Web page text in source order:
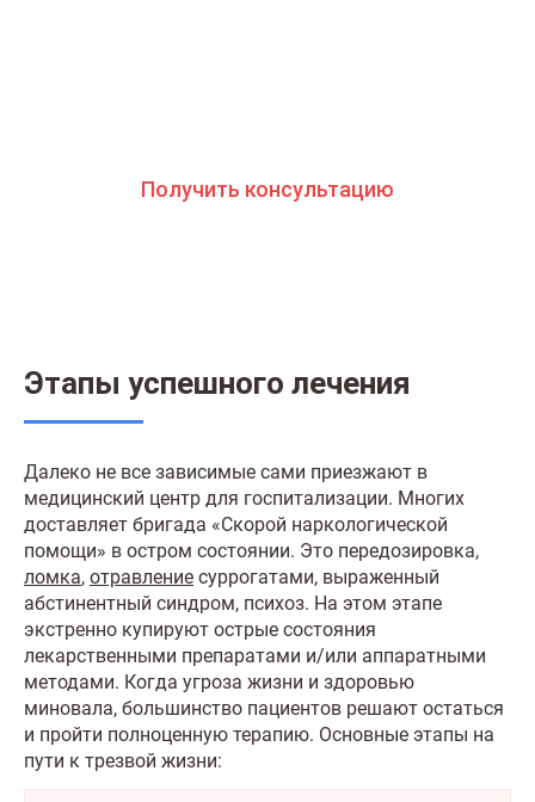
Получить консультацию
Этапы успешного лечения
Далеко не все зависимые сами приезжают в
медицинский центр для госпитализации. Многих
доставляет бригада «Скорой наркологической
помощи» в остром состоянии. Это передозировка,
ломка, отравление суррогатами, выраженный
абстинентный синдром, психоз. На этом этапе
экстренно купируют острые состояния
лекарственными препаратами и/или аппаратными
методами. Когда угроза жизни и здоровью
миновала, большинство пациентов решают остаться
и пройти полноценную терапию. Основные этапы на
пути к трезвой жизни: